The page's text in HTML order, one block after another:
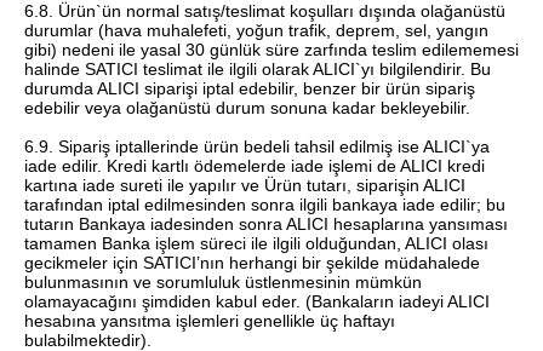
6.8. Ürün`ün normal satış/teslimat koşulları dışında olağanüstü
durumlar (hava muhalefeti, yoğun trafik, deprem, sel, yangın
gibi) nedeni ile yasal 30 günlük süre zarfında teslim edilememesi
halinde SATICI teslimat ile ilgili olarak ALICI`yı bilgilendirir. Bu
durumda ALICI siparişi iptal edebilir, benzer bir ürün sipariş
edebilir veya olağanüstü durum sonuna kadar bekleyebilir.
6.9. Sipariş iptallerinde ürün bedeli tahsil edilmiş ise ALICI`ya
iade edilir. Kredi kartlı ödemelerde iade işlemi de ALICI kredi
kartına iade sureti ile yapılır ve Ürün tutarı, siparişin ALICI
tarafından iptal edilmesinden sonra ilgili bankaya iade edilir; bu
tutarın Bankaya iadesinden sonra ALICI hesaplarına yansıması
tamamen Banka işlem süreci ile ilgili olduğundan, ALICI olası
gecikmeler için SATICI’nın herhangi bir şekilde müdahalede
bulunmasının ve sorumluluk üstlenmesinin mümkün
olamayacağını şimdiden kabul eder. (Bankaların iadeyi ALICI
hesabına yansıtma işlemleri genellikle üç haftayı
bulabilmektedir).